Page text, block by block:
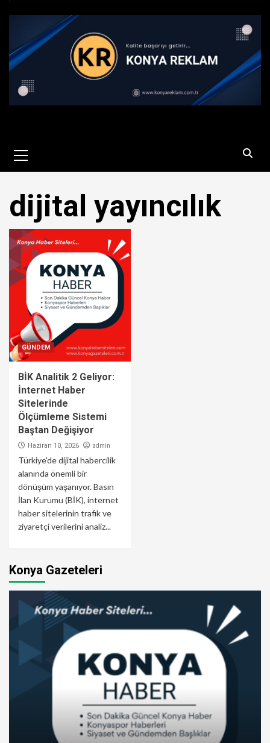
Menu
dijital yayıncılık
GÜNDEM
BİK Analitik 2 Geliyor:
İnternet Haber
Sitelerinde
Ölçümleme Sistemi
Baştan Değişiyor
Haziran 10, 2026 admin
Türkiye'de dijital habercilik
alanında önemli bir
dönüşüm yaşanıyor. Basın
İlan Kurumu (BİK), internet
haber sitelerinin trafik ve
ziyaretçi verilerini analiz...
Konya Gazeteleri